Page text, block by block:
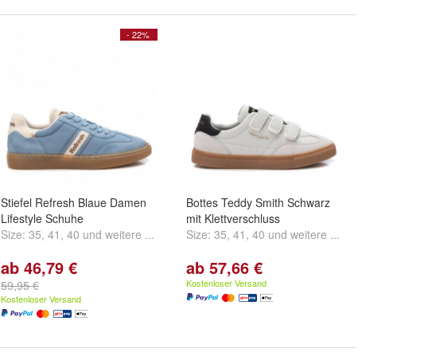
- 22%
Stiefel Refresh Blaue Damen
Lifestyle Schuhe
Size: 35, 41 , 40 und weitere ...
ab 46,79 €
59,95 €
Kostenloser Versand
Bottes Teddy Smith Schwarz
mit Klettverschluss
Size: 35, 41 , 40 und weitere ...
ab 57,66 €
Kostenloser Versand